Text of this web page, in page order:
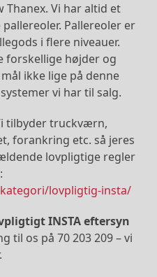
Thanex. Vi har altid et
Pallereoler er
i flere niveauer.
forskellige højder og
ikke lige på denne
vi har til salg.
tilbyder truckværn,
forankring etc. så jeres
lovpligtige regler
lovpligtig-insta/
INSTA eftersyn
til os på 70 203 209 – vi